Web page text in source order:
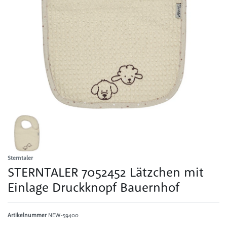
Sterntaler
STERNTALER 7052452 Lätzchen mit
Einlage Druckknopf Bauernhof
Artikelnummer NEW-59400